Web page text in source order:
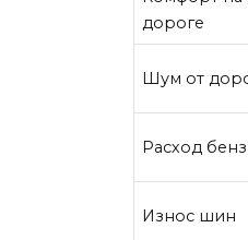
дороге
Шум от
Расход
Износ шин